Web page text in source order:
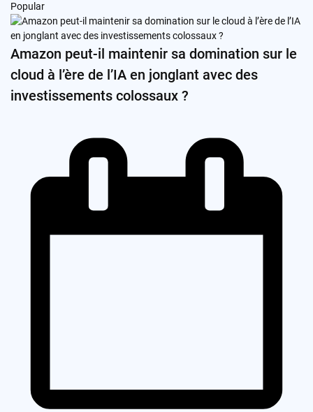
Popular
Amazon peut-il maintenir sa domination sur le
cloud à l’ère de l’IA en jonglant avec des
investissements colossaux ?